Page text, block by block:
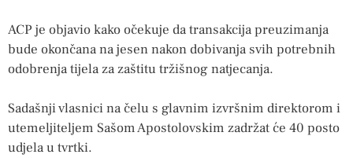
ACP je objavio kako očekuje da transakcija preuzimanja
bude okončana na jesen nakon dobivanja svih potrebnih
odobrenja tijela za zaštitu tržišnog natjecanja.
Sadašnji vlasnici na čelu s glavnim izvršnim direktorom i
utemeljiteljem Sašom Apostolovskim zadržat će 40 posto
udjela u tvrtki.